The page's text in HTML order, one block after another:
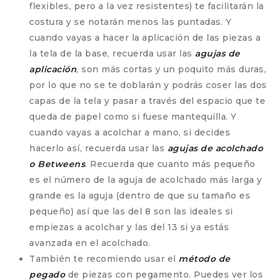
flexibles, pero a la vez resistentes) te facilitarán la
costura y se notarán menos las puntadas. Y
cuando vayas a hacer la aplicación de las piezas a
la tela de la base, recuerda usar las agujas de
aplicación, son más cortas y un poquito más duras,
por lo que no se te doblarán y podrás coser las dos
capas de la tela y pasar a través del espacio que te
queda de papel como si fuese mantequilla. Y
cuando vayas a acolchar a mano, si decides
hacerlo así, recuerda usar las agujas de acolchado
o Betweens. Recuerda que cuanto más pequeño
es el número de la aguja de acolchado más larga y
grande es la aguja (dentro de que su tamaño es
pequeño) así que las del 8 son las ideales si
empiezas a acolchar y las del 13 si ya estás
avanzada en el acolchado.
También te recomiendo usar el método de
pegadode piezas con pegamento. Puedes ver los